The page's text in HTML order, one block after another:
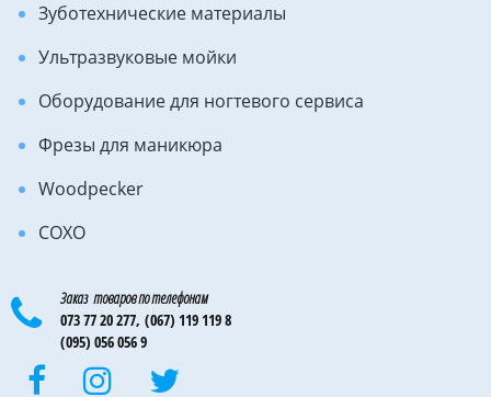
Зуботехнические материалы
Ультразвуковые мойки
Оборудование для ногтевого сервиса
Фрезы для маникюра
Woodpecker
COXO
Заказ товаров по телефонам
073 77 20 277, (067) 119 119 8
(095) 056 056 9